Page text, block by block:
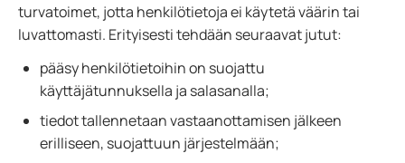
turvatoimet, jotta henkilötietoja ei käytetä väärin tai
luvattomasti. Erityisesti tehdään seuraavat jutut:
pääsy henkilötietoihin on suojattu
käyttäjätunnuksella ja salasanalla;
tiedot tallennetaan vastaanottamisen jälkeen
erilliseen, suojattuun järjestelmään;